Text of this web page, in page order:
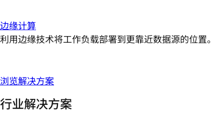
边缘计算
利用边缘技术将工作负载部署到更靠近数据源的位置。
浏览解决方案
行业解决方案